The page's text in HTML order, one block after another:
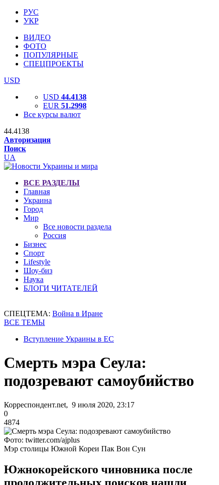
РУС
УКР
ВИДЕО
ФОТО
ПОПУЛЯРНЫЕ
СПЕЦПРОЕКТЫ
USD
USD 44.4138
EUR 51.2998
Все курсы валют
44.4138
Авторизация
Поиск
UA
ВСЕ РАЗДЕЛЫ
Главная
Украина
Город
Мир
Все новости раздела
Россия
Бизнес
Спорт
Lifestyle
Шоу-биз
Наука
БЛОГИ ЧИТАТЕЛЕЙ
СПЕЦТЕМА: Война в Иране
ВСЕ ТЕМЫ
Вступление Украины в ЕС
Смерть мэра Сеула:
подозревают самоубийство
Корреспондент.net, 9 июля 2020, 23:17
0
4874
Фото: twitter.com/ajplus
Мэр столицы Южной Кореи Пак Вон Сун
Южнокорейского чиновника после
продолжительных поисков нашли